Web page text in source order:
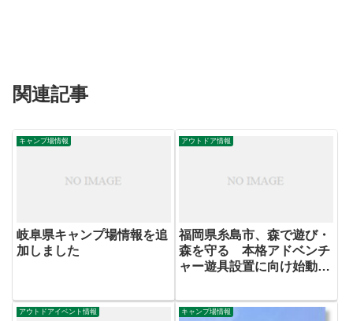
関連記事
キャンプ場情報
岐阜県キャンプ場情報を追
加しました
アウトドア情報
福岡県糸島市、森で遊び・
森を守る 本格アドベンチ
ャー遊具設置に向け始動
アウトドアイベント情報 キャンプ場情報